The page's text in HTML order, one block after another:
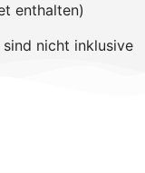
enthalten)
nicht inklusive